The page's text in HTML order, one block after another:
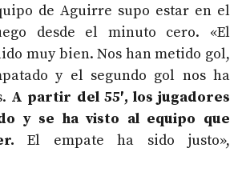
de Aguirre supo estar en el
desde el minuto cero. «El
muy bien. Nos han metido gol,
y el segundo gol nos ha
A partir del 55′, los jugadores
y se ha visto al equipo que
El empate ha sido justo»,